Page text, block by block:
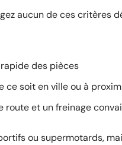
aucun de ces critères
des pièces
ce soit en ville ou à
route et un freinage
ou supermotards,